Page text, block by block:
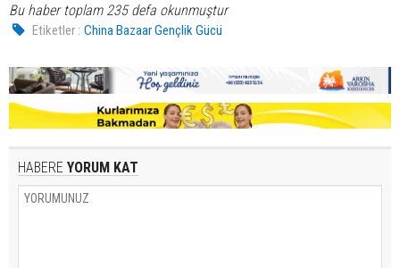
Bu haber toplam 235 defa okunmuştur
Etiketler : China Bazaar Gençlik Gücü
HABERE YORUM KAT